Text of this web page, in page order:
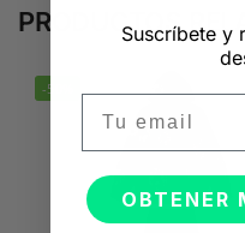
PRODUCTOS
-50%
Suscríbete y
OBTENER